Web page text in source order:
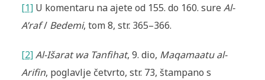
[1]U komentaru na ajete od 155. do 160. sure Al-
A’raf/ Bedemi, tom 8, str. 365–366.
[2]Al-Išarat wa Tanfihat, 9. dio, Maqamaatu al-
Arifin, poglavlje četvrto, str. 73, štampano s